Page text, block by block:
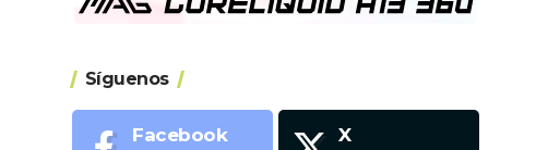
Síguenos
Facebook X